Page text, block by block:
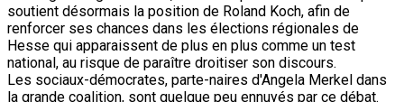
soutient désormais la position de Roland Koch, afin de
renforcer ses chances dans les élections régionales de
Hesse qui apparaissent de plus en plus comme un test
national, au risque de paraître droitiser son discours.
Les sociaux-démocrates, parte-naires d'Angela Merkel dans
la grande coalition, sont quelque peu ennuyés par ce débat.